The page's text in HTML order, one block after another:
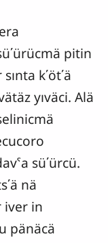
pitin
k΄öt΄ä
yıväci. Alä
sü΄ürcü.
nä
iver in
pänäcä